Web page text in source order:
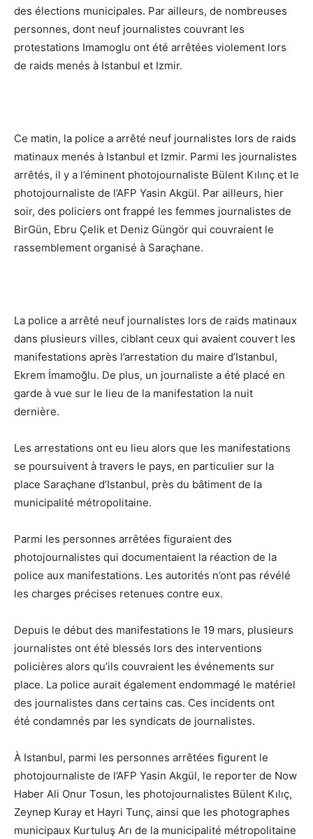
des élections municipales. Par ailleurs, de nombreuses
personnes, dont neuf journalistes couvrant les
protestations Imamoglu ont été arrêtées violement lors
de raids menés à Istanbul et Izmir.
Ce matin, la police a arrêté neuf journalistes lors de raids
matinaux menés à Istanbul et Izmir. Parmi les journalistes
arrêtés, il y a l’éminent photojournaliste Bülent Kılınç et le
photojournaliste de l’AFP Yasin Akgül. Par ailleurs, hier
soir, des policiers ont frappé les femmes journalistes de
BirGün, Ebru Çelik et Deniz Güngör qui couvraient le
rassemblement organisé à Saraçhane.
La police a arrêté neuf journalistes lors de raids matinaux
dans plusieurs villes, ciblant ceux qui avaient couvert les
manifestations après l’arrestation du maire d’Istanbul,
Ekrem İmamoğlu. De plus, un journaliste a été placé en
garde à vue sur le lieu de la manifestation la nuit
dernière.
Les arrestations ont eu lieu alors que les manifestations
se poursuivent à travers le pays, en particulier sur la
place Saraçhane d’Istanbul, près du bâtiment de la
municipalité métropolitaine.
Parmi les personnes arrêtées figuraient des
photojournalistes qui documentaient la réaction de la
police aux manifestations. Les autorités n’ont pas révélé
les charges précises retenues contre eux.
Depuis le début des manifestations le 19 mars, plusieurs
journalistes ont été blessés lors des interventions
policières alors qu’ils couvraient les événements sur
place. La police aurait également endommagé le matériel
des journalistes dans certains cas. Ces incidents ont
été condamnés par les syndicats de journalistes.
À Istanbul, parmi les personnes arrêtées figurent le
photojournaliste de l’AFP Yasin Akgül, le reporter de Now
Haber Ali Onur Tosun, les photojournalistes Bülent Kılıç,
Zeynep Kuray et Hayri Tunç, ainsi que les photographes
municipaux Kurtuluş Arı de la municipalité métropolitaine